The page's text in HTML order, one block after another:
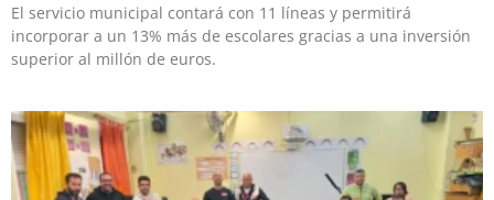
El servicio municipal contará con 11 líneas y permitirá
incorporar a un 13% más de escolares gracias a una inversión
superior al millón de euros.